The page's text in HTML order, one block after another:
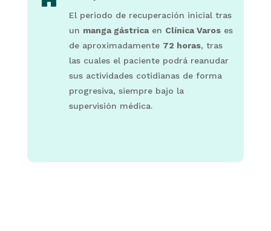
El periodo de recuperación inicial tras
un manga gástricaen Clínica Varoses
de aproximadamente 72 horas, tras
las cuales el paciente podrá reanudar
sus actividades cotidianas de forma
progresiva, siempre bajo la
supervisión médica.